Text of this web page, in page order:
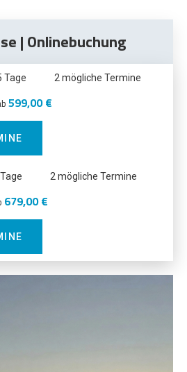
| Onlinebuchung
Tage 2 mögliche Termine
599,00 €
2 mögliche Termine
679,00 €